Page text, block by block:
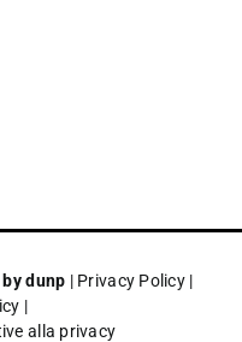
dunp | Privacy Policy|
|
alla privacy